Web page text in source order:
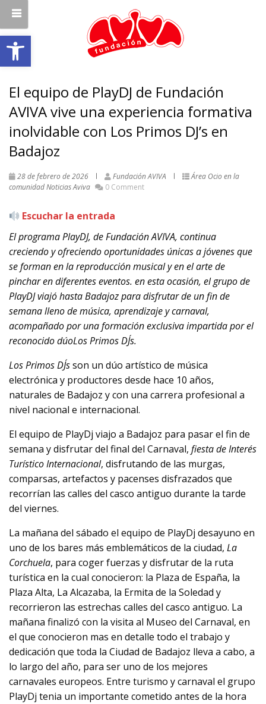
Abrir barra de herramientas
El equipo de PlayDJ de Fundación
AVIVA vive una experiencia formativa
inolvidable con Los Primos DJ’s en
Badajoz
28 de febrero de 2026 Fundación AVIVA
Área Ocio en la
comunidadNoticias Aviva 0 Comment
Escuchar la entrada
El programa PlayDJ, de Fundación AVIVA, continua
creciendo y ofreciendo oportunidades únicas a jóvenes que
se forman en la reproducción musical y en el arte de
pinchar en diferentes eventos. en esta ocasión, el grupo de
PlayDJ viajó hasta Badajoz para disfrutar de un fin de
semana lleno de música, aprendizaje y carnaval,
acompañado por una formación exclusiva impartida por el
reconocido dúoLos Primos DJ´s.
Los Primos DJ´sson un dúo artístico de música
electrónica y productores desde hace 10 años,
naturales de Badajoz y con una carrera profesional a
nivel nacional e internacional.
El equipo de PlayDj viajo a Badajoz para pasar el fin de
semana y disfrutar del final del Carnaval, fiesta de Interés
Turístico Internacional, disfrutando de las murgas,
comparsas, artefactos y pacenses disfrazados que
recorrían las calles del casco antiguo durante la tarde
del viernes.
La mañana del sábado el equipo de PlayDj desayuno en
uno de los bares más emblemáticos de la ciudad, La
Corchuela, para coger fuerzas y disfrutar de la ruta
turística en la cual conocieron: la Plaza de España, la
Plaza Alta, La Alcazaba, la Ermita de la Soledad y
recorrieron las estrechas calles del casco antiguo. La
mañana finalizó con la visita al Museo del Carnaval, en
el que conocieron mas en detalle todo el trabajo y
dedicación que toda la Ciudad de Badajoz lleva a cabo, a
lo largo del año, para ser uno de los mejores
carnavales europeos. Entre turismo y carnaval el grupo
PlayDj tenia un importante cometido antes de la hora